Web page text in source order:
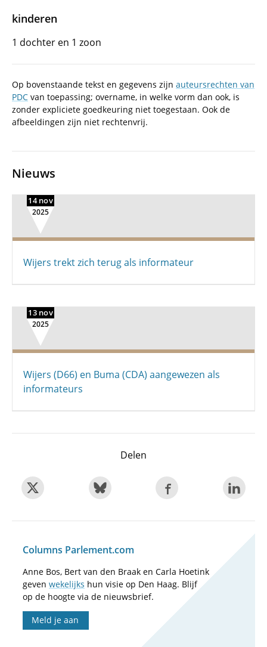
kinderen
1 dochter en 1 zoon
Op bovenstaande tekst en gegevens zijn auteursrechten van
PDC van toepassing; overname, in welke vorm dan ook, is
zonder expliciete goedkeuring niet toegestaan. Ook de
afbeeldingen zijn niet rechtenvrij.
Nieuws
14 nov
2025
Wijers trekt zich terug als informateur
13 nov
2025
Wijers (D66) en Buma (CDA) aangewezen als
informateurs
Delen
Columns Parlement.com
Anne Bos, Bert van den Braak en Carla Hoetink
geven wekelijks hun visie op Den Haag. Blijf
op de hoogte via de nieuwsbrief.
Meld je aan